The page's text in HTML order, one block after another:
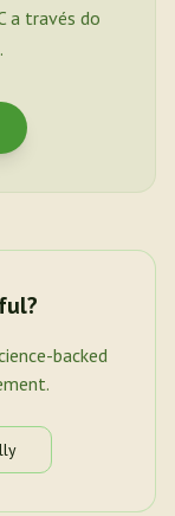
a través do
backed